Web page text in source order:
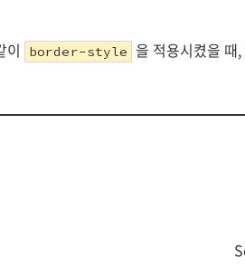
이 border-style 을 적용시켰을